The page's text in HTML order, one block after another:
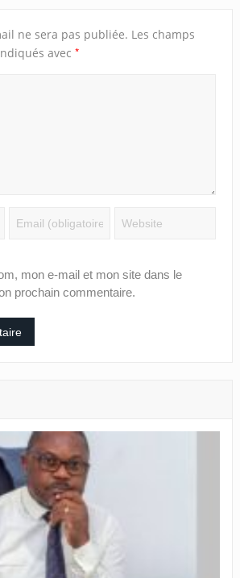
ne sera pas publiée. Les champs
avec *
mon e-mail et mon site dans le
prochain commentaire.